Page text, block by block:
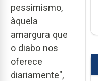
pessimismo,
àquela
amargura que
o diabo nos
oferece
diariamente",